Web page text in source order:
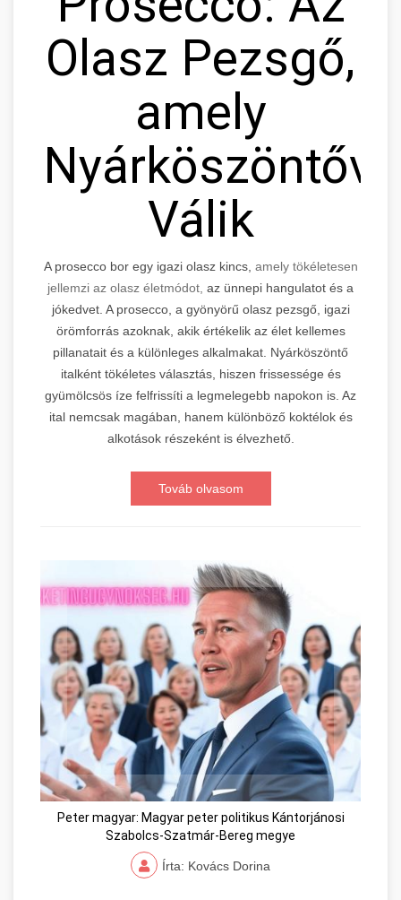
Olasz Pezsgő,
amely
Nyárköszöntővé
Válik
A prosecco bor egy igazi olasz kincs, amely tökéletesen
jellemzi az olasz életmódot, az ünnepi hangulatot és a
jókedvet. A prosecco, a gyönyörű olasz pezsgő, igazi
örömforrás azoknak, akik értékelik az élet kellemes
pillanatait és a különleges alkalmakat. Nyárköszöntő
italként tökéletes választás, hiszen frissessége és
gyümölcsös íze felfrissíti a legmelegebb napokon is. Az
ital nemcsak magában, hanem különböző koktélok és
alkotások részeként is élvezhető.
Továb olvasom
Peter magyar: Magyar peter politikus Kántorjánosi
Szabolcs-Szatmár-Bereg megye
Írta: Kovács Dorina